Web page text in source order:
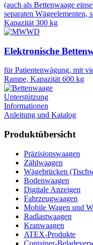
(auch als Bettenwaage
separaten Wägeelementen,
Kapazität 300 kg
Elektronische
für Patientenwägung, mit
Rampe, Kapazität 600 kg
Unterstützung
Informationen
Anleitung und Katalog
Produktübersicht
Präzisionswaagen
Zählwaagen
Wägebrücken
Bodenwaagen
Digitale Anzeigen
Fahrzeugwaagen
Mobile Wagen und
Radlastwaagen
Kranwaagen
ATEX-Produkte
Container-